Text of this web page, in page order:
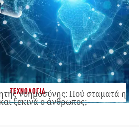
ΤΕΧΝΟΛΟΓΙΑ
νοημοσύνης: Πού σταματά η
ξεκινά ο άνθρωπος;